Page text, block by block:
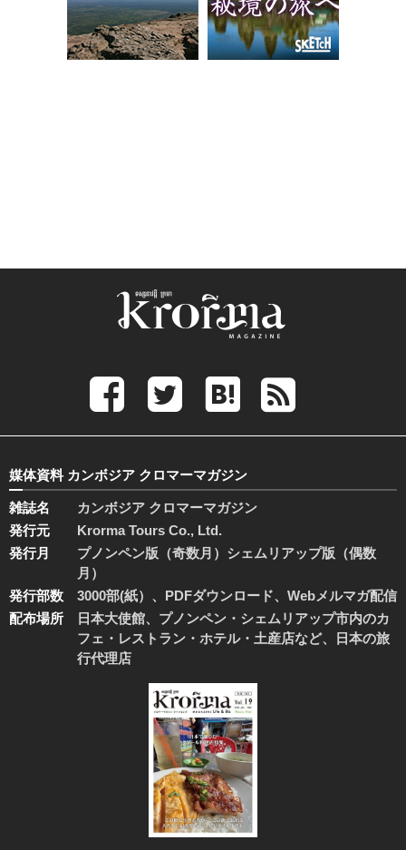
媒体資料 カンボジア クロマーマガジン
雑誌名
カンボジア クロマーマガジン
発行元
Krorma Tours Co., Ltd.
発行月
プノンペン版（奇数月）シェムリアップ版（偶数
月）
発行部数
3000部(紙）、PDFダウンロード、Webメルマガ配信
配布場所
日本大使館、プノンペン・シェムリアップ市内のカ
フェ・レストラン・ホテル・土産店など、日本の旅
行代理店